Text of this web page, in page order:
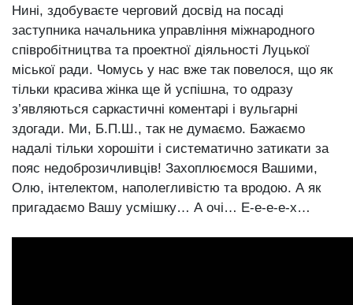
Нині, здобуваєте черговий досвід на посаді
заступника начальника управління міжнародного
співробітництва та проектної діяльності Луцької
міської ради. Чомусь у нас вже так повелося, що як
тільки красива жінка ще й успішна, то одразу
з’являються саркастичні коментарі і вульгарні
здогади. Ми, Б.П.Ш., так не думаємо. Бажаємо
надалі тільки хорошіти і систематично затикати за
пояс недоброзичливців! Захоплюємося Вашими,
Олю, інтелектом, наполегливістю та вродою. А як
пригадаємо Вашу усмішку… А очі… Е-е-е-е-х…